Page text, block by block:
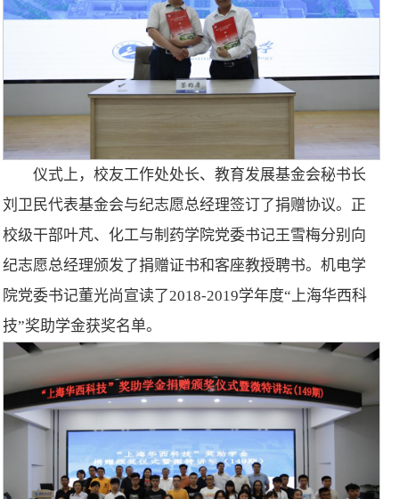
仪式上，校友工作处处长、教育发展基金会秘书长
刘卫民代表基金会与纪志愿总经理签订了捐赠协议。正
校级干部叶芃、化工与制药学院党委书记王雪梅分别向
纪志愿总经理颁发了捐赠证书和客座教授聘书。机电学
院党委书记董光尚宣读了2018-2019学年度“上海华西科
技”奖助学金获奖名单。